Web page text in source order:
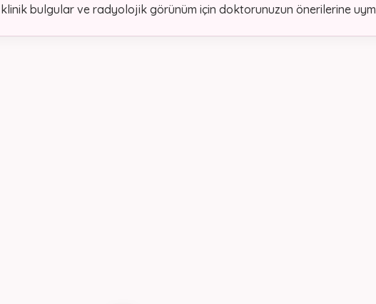
klinik bulgular ve radyolojik görünüm için doktorunuzun önerilerine